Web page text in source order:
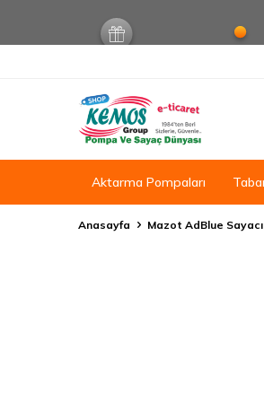
Aktarma Pompaları
Anasayfa Mazot AdBlue